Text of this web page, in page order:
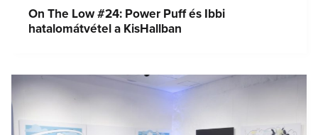
On The Low #24: Power Puff és Ibbi
hatalomátvétel a KisHallban